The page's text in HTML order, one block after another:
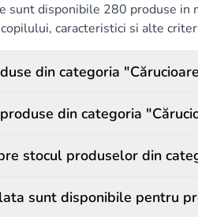
sunt disponibile 280 produse
caracteristici si alte
din categoria
din categoria
stocul produselor din
sunt disponibile pentru